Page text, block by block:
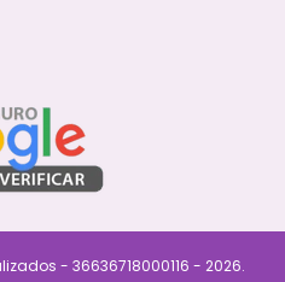
- 36636718000116 - 2026.